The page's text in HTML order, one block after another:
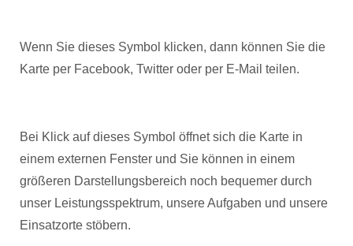
Wenn Sie dieses Symbol klicken, dann können Sie die
Karte per Facebook, Twitter oder per E-Mail teilen.
Bei Klick auf dieses Symbol öffnet sich die Karte in
einem externen Fenster und Sie können in einem
größeren Darstellungsbereich noch bequemer durch
unser Leistungsspektrum, unsere Aufgaben und unsere
Einsatzorte stöbern.